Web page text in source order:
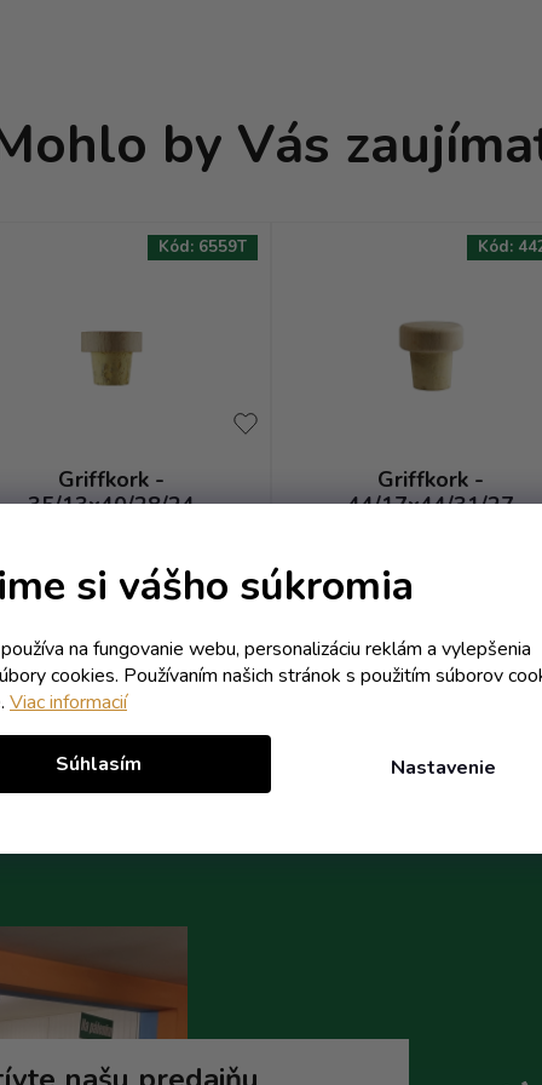
si vášho súkromia
na fungovanie webu, personalizáciu reklám a vylepšenia
cookies. Používaním našich stránok s použitím súborov
Viac informacií
Nastavenie
Súhlasím
by Vás
Griffkork -
35/13x40/28/24
1,78 €
Do košíka
Kód: 6559T
Griffkork -
44/17x44/31/27
1,48 € / ks
Kód: